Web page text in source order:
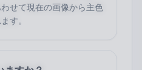
せて現在の画像から主色
す。